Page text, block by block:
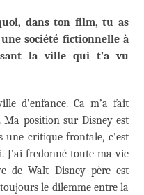
dans ton film, tu as
société fictionnelle à
la ville qui t’a vu
d’enfance. Ca m’a fait
position sur Disney est
une critique frontale, c’est
fredonné toute ma vie
de Walt Disney père est
le dilemme entre la